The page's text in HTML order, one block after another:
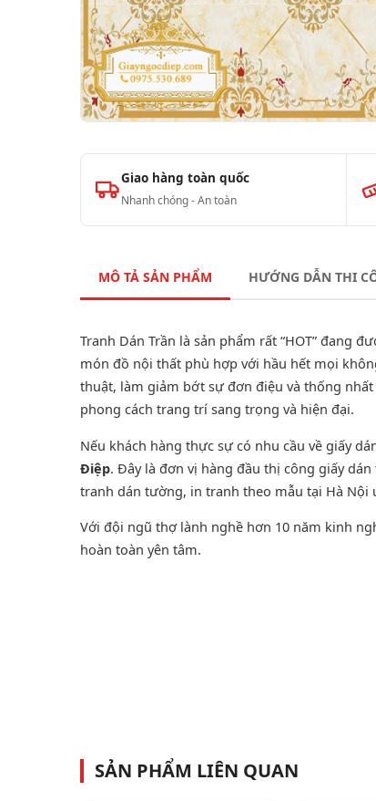
Giao hàng toàn quốc
Nhanh chóng - An toàn
MÔ TẢ SẢN PHẨM HƯỚNG DẪN THI
Tranh Dán Trần là sản phẩm rất “HOT” đang
món đồ nội thất phù hợp với hầu hết mọi
thuật, làm giảm bớt sự đơn điệu và thống
phong cách trang trí sang trọng và hiện đại.
Nếu khách hàng thực sự có nhu cầu về giấy
Điệp. Đây là đơn vị hàng đầu thị công giấy
tranh dán tường, in tranh theo mẫu tại Hà Nội
Với đội ngũ thợ lành nghề hơn 10 năm kinh
hoàn toàn yên tâm.
SẢN PHẨM LIÊN QUAN